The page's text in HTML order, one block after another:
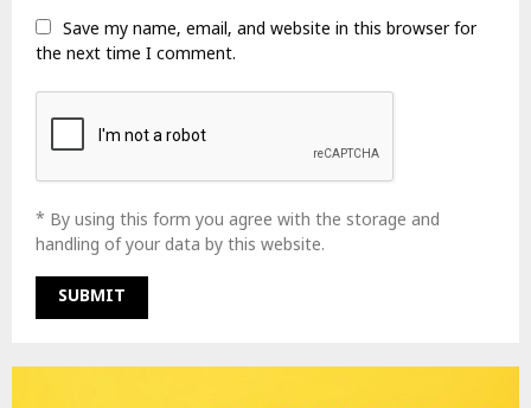
Save my name, email, and website in this browser for
the next time I comment.
* By using this form you agree with the storage and
handling of your data by this website.